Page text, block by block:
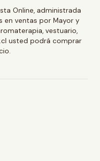
Online, administrada
en ventas por Mayor y
vestuario,
usted podrá comprar